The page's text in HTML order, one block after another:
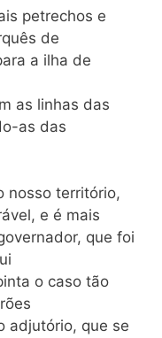
petrechos e
de
a ilha de
as linhas das
as das
nosso território,
e é mais
que foi
o caso tão
adjutório, que se